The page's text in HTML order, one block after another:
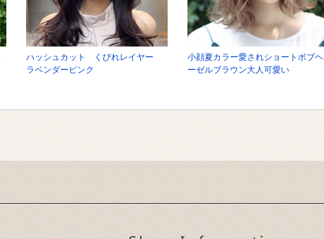
ハッシュカット くびれレイヤー
ラベンダーピンク
小顔夏カラー愛されショートボブヘ
ーゼルブラウン大人可愛い